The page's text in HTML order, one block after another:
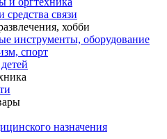
средства связи
хобби
инструменты, оборудование
спорт
назначения